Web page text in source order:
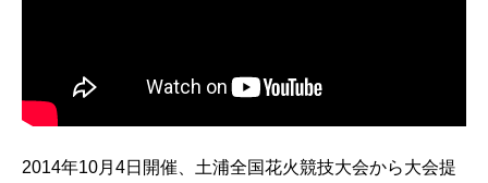
2014年10月4日開催、土浦全国花火競技大会から大会提